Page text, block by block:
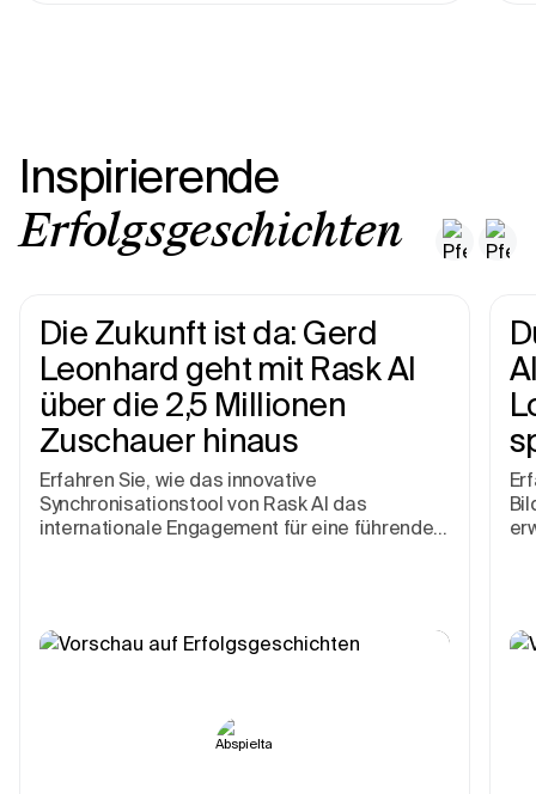
Inspirierende
Erfolgsgeschichten
Die Zukunft ist da: Gerd
Leonhard geht mit Rask AI
über die 2,5 Millionen
Zuschauer hinaus
Erfahren Sie, wie das innovative
Synchronisationstool von Rask AI das
internationale Engagement für eine führende